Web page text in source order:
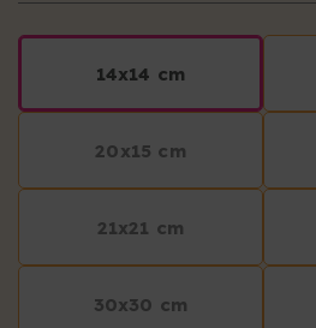
14x14 cm
20x15 cm
21x21 cm
30x30 cm